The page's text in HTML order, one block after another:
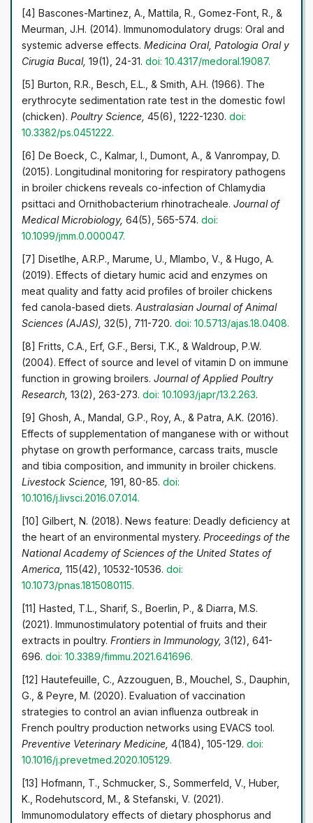
якості м'яса курчат-бройлерів та бульйону в кінці
досліду не дозволяють стверджувати про зниження
їх аромату та смакових якостей, що свідчить про
відсутність негативного впливу досліджувальних
сполук триазолінового ряду та способів їх
застосування на органолептичні показники м'яса
[4] Bascones-Martinez, A., Mattila, R., Gomez-Font, R., &
Meurman, J.H. (2014). Immunomodulatory drugs: Oral and
systemic adverse effects. Medicina Oral, Patologia Oral y
Cirugia Bucal, 19(1), 24-31.doi: 10.4317/medoral.19087.
[5] Burton, R.R., Besch, E.L., & Smith, A.H. (1966). The
erythrocyte sedimentation rate test in the domestic fowl
(chicken).Poultry Science, 45(6), 1222-1230.doi:
10.3382/ps.0451222.
[6] De Boeck, C., Kalmar, I., Dumont, A., & Vanrompay, D.
(2015). Longitudinal monitoring for respiratory pathogens
in broiler chickens reveals co-infection of Chlamydia
psittaci and Ornithobacterium rhinotracheale.Journal of
Medical Microbiology,64(5), 565-574.doi:
10.1099/jmm.0.000047.
[7] Disetlhe, A.R.P., Marume, U., Mlambo, V., & Hugo, A.
(2019). Effects of dietary humic acid and enzymes on
meat quality and fatty acid profiles of broiler chickens
fed canola-based diets.Australasian Journal of Animal
Sciences (AJAS),32(5), 711-720.doi: 10.5713/ajas.18.0408.
[8] Fritts, C.A., Erf, G.F., Bersi, T.K., & Waldroup, P.W.
(2004). Effect of source and level of vitamin D on immune
function in growing broilers.Journal of Applied Poultry
Research, 13(2), 263-273.doi: 10.1093/japr/13.2.263.
[9] Ghosh, A., Mandal, G.P., Roy, A., & Patra, A.K. (2016).
Effects of supplementation of manganese with or without
phytase on growth performance, carcass traits, muscle
and tibia composition, and immunity in broiler chickens.
Livestock Science,191, 80-85.doi:
10.1016/j.livsci.2016.07.014.
[10] Gilbert, N. (2018). News feature: Deadly deficiency at
the heart of an environmental mystery.Proceedings of the
National Academy of Sciences of the United States of
America, 115(42), 10532-10536.doi:
10.1073/pnas.1815080115.
[11] Hasted, T.L., Sharif, S., Boerlin, P., & Diarra, M.S.
(2021). Immunostimulatory potential of fruits and their
extracts in poultry.Frontiers in Immunology, 3(12), 641-
696.doi: 10.3389/fimmu.2021.641696.
[12] Hautefeuille, C., Azzouguen, B., Mouchel, S., Dauphin,
G., & Peyre, M. (2020). Evaluation of vaccination
strategies to control an avian influenza outbreak in
French poultry production networks using EVACS tool.
Preventive Veterinary Medicine, 4(184), 105-129.doi:
10.1016/j.prevetmed.2020.105129.
[13] Hofmann, T., Schmucker, S., Sommerfeld, V., Huber,
K., Rodehutscord, M., & Stefanski, V. (2021).
Immunomodulatory effects of dietary phosphorus and